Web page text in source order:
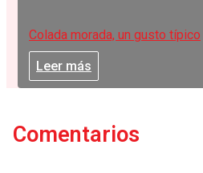
Colada morada, un gusto típico
Leer más
Comentarios